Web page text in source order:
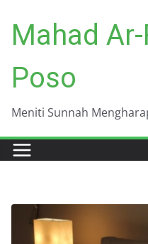
content
Mahad
Poso
Meniti Sunnah